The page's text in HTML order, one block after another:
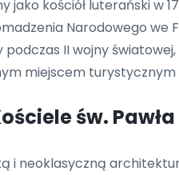
jako kościół luterański w
Narodowego
podczas II wojny
miejscem
św. Pawła
i neoklasyczną